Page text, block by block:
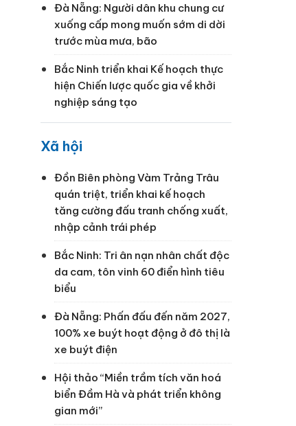
Đà Nẵng: Người dân khu chung cư
xuống cấp mong muốn sớm di dời
trước mùa mưa, bão
Bắc Ninh triển khai Kế hoạch thực
hiện Chiến lược quốc gia về khởi
nghiệp sáng tạo
Xã hội
Đồn Biên phòng Vàm Trảng Trâu
quán triệt, triển khai kế hoạch
tăng cường đấu tranh chống xuất,
nhập cảnh trái phép
Bắc Ninh: Tri ân nạn nhân chất độc
da cam, tôn vinh 60 điển hình tiêu
biểu
Đà Nẵng: Phấn đấu đến năm 2027,
100% xe buýt hoạt động ở đô thị là
xe buýt điện
Hội thảo “Miền trầm tích văn hoá
biển Đầm Hà và phát triển không
gian mới”